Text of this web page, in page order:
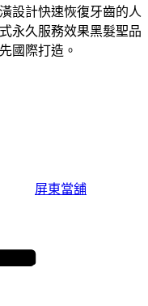
設計快速恢復牙齒的人
永久服務效果黑髮聖品
國際打造。
屏東當舖